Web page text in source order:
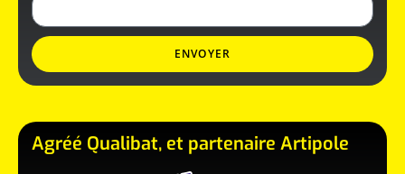
ENVOYER
Agréé Qualibat, et partenaire Artipole